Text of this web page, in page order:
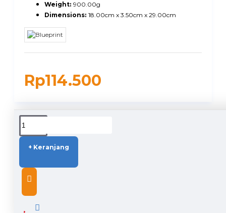
Rp114.500
Weight: 900.00g
Dimensions: 18.00cm x 3.50cm x 29.00cm
+ Keranjang
DUKUNGAN PENGIRIMAN
DESCRIPTION